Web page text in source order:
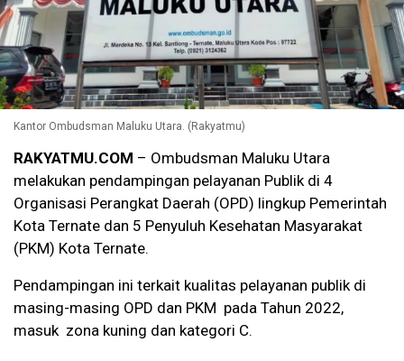
Kantor Ombudsman Maluku Utara. (Rakyatmu)
RAKYATMU.COM – Ombudsman Maluku Utara
melakukan pendampingan pelayanan Publik di 4
Organisasi Perangkat Daerah (OPD) lingkup Pemerintah
Kota Ternate dan 5 Penyuluh Kesehatan Masyarakat
(PKM) Kota Ternate.
Pendampingan ini terkait kualitas pelayanan publik di
masing-masing OPD dan PKM pada Tahun 2022,
masuk zona kuning dan kategori C.